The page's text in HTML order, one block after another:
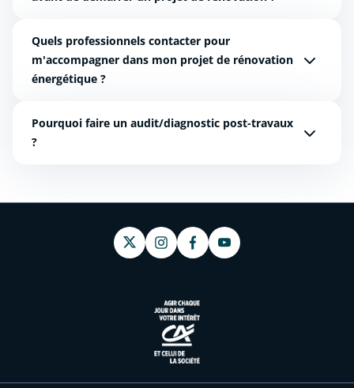
Quels professionnels contacter pour
m'accompagner dans mon projet de rénovation
énergétique ?
Pourquoi faire un audit/diagnostic post-travaux
?